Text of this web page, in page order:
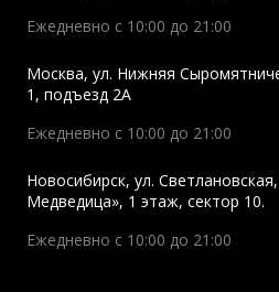
Ежедневно с 10:00 до 21:00
Москва, ул. Нижняя
1, подъезд 2A
Ежедневно с 10:00 до 21:00
Новосибирск, ул.
Медведица», 1 этаж, сектор 10.
Ежедневно с 10:00 до 21:00